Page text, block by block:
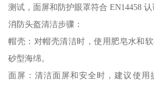
测试，面屏和防护眼罩符合 EN14458 认
消防头盔清洁步骤：
帽壳：对帽壳清洁时，使用肥皂水和
砂型海绵。
面屏：清洁面屏和安全时，建议使用